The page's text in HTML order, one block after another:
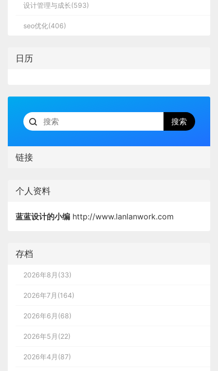
设计管理与成长(593)
seo优化(406)
日历
链接
个人资料
蓝蓝设计的小编 http://www.lanlanwork.com
存档
2026年8月(33)
2026年7月(164)
2026年6月(68)
2026年5月(22)
2026年4月(87)